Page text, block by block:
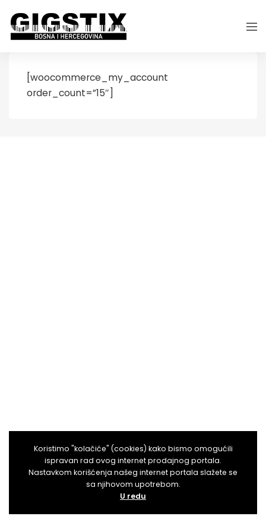
[woocommerce_my_account
order_count=”15″]
Koristimo "kolačiće" (cookies) kako bismo omogućili
ispravan rad ovog internet prodajnog portala.
Nastavkom korišćenja našeg internet portala slažete se
sa njihovom upotrebom.
U redu